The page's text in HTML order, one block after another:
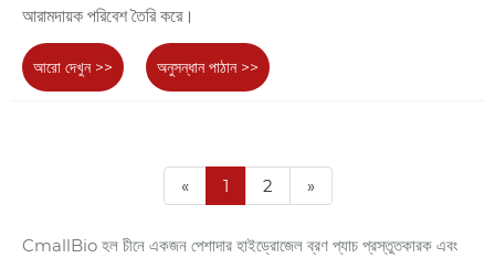
আরামদায়ক পরিবেশ তৈরি করে।
আরো দেখুন >> অনুসন্ধান পাঠান >>
« 1 2 »
CmallBio হল চীনে একজন পেশাদার হাইড্রোজেল ব্রণ প্যাচ প্রস্তুতকারক এবং